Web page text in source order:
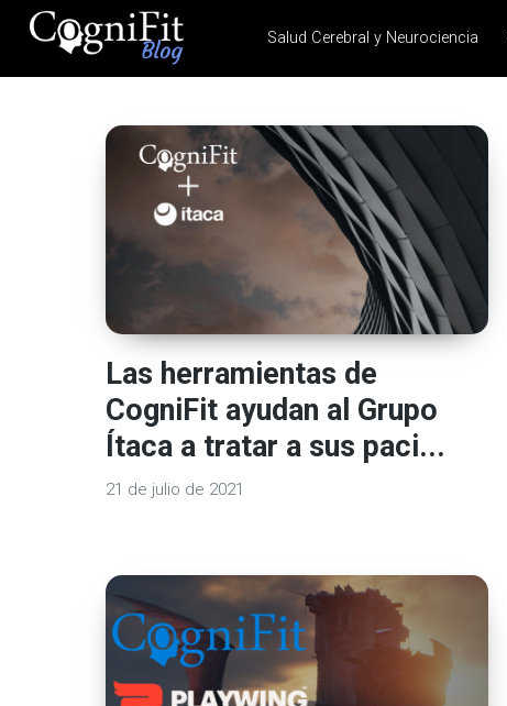
CogniFit
Health
Brain Training, Mental
Health, and Wellness
Salud Cerebral y Neurociencia
Las herramientas de
CogniFit ayudan al Grupo
Ítaca a tratar a sus paci...
21 de julio de 2021